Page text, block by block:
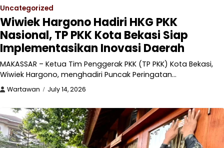
Uncategorized
Wiwiek Hargono Hadiri HKG PKK
Nasional, TP PKK Kota Bekasi Siap
Implementasikan Inovasi Daerah
MAKASSAR – Ketua Tim Penggerak PKK (TP PKK) Kota Bekasi,
Wiwiek Hargono, menghadiri Puncak Peringatan…
Wartawan July 14, 2026